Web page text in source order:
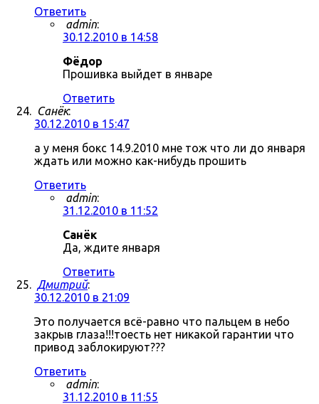
Ответить
admin:
30.12.2010 в 14:58
Фёдор
Прошивка выйдет в январе
Ответить
Санёк:
30.12.2010 в 15:47
а у меня бокс 14.9.2010 мне тож что ли до января
ждать или можно как-нибудь прошить
Ответить
admin:
31.12.2010 в 11:52
Санёк
Да, ждите января
Ответить
Дмитрий:
30.12.2010 в 21:09
Это получается всё-равно что пальцем в небо
закрыв глаза!!!тоесть нет никакой гарантии что
привод заблокируют???
Ответить
admin:
31.12.2010 в 11:55